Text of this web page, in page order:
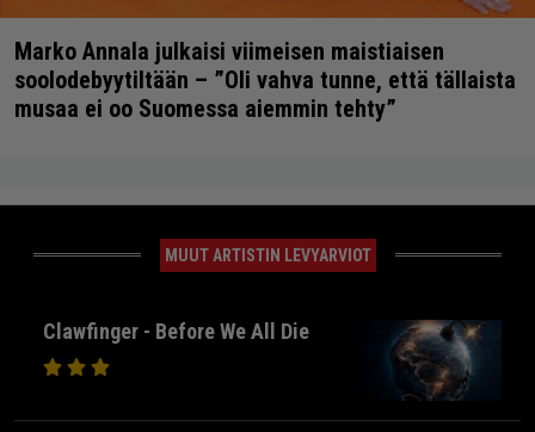
Marko Annala julkaisi viimeisen maistiaisen
soolodebyytiltään – ”Oli vahva tunne, että tällaista
musaa ei oo Suomessa aiemmin tehty”
MUUT ARTISTIN LEVYARVIOT
Clawfinger - Before We All Die